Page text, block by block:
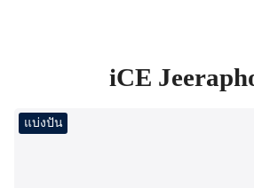
iCE
แบ่งปัน